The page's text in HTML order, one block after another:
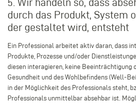
durch das Produkt, System
der gestaltet wird, entsteht
Ein Professional arbeitet aktiv daran, dass
Produkte, Prozesse und/oder
diesen interagieren, keine Beeinträchtigung
Gesundheit und des Wohlbefindens (Well-
in der Möglichkeit des Professionals steht,
Professionals unmittelbar absehbar ist.